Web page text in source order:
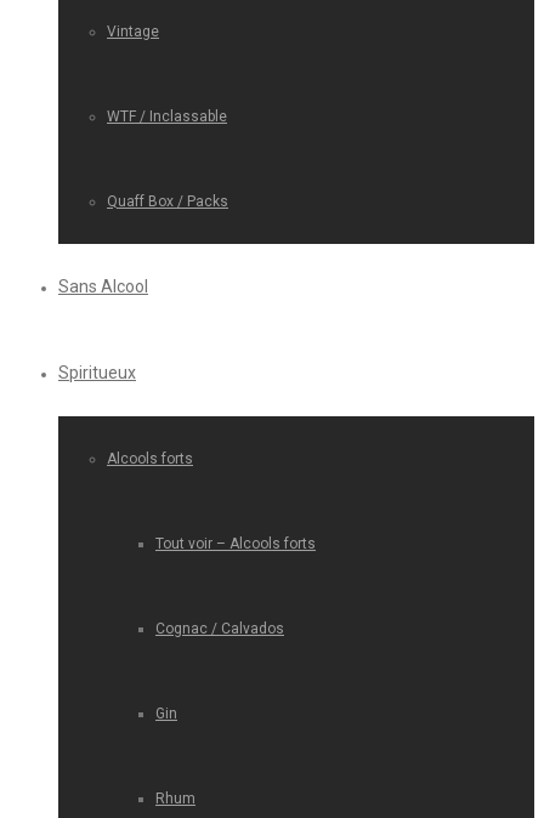
Vintage
WTF / Inclassable
Quaff Box / Packs
Sans Alcool
Spiritueux
Alcools forts
Tout voir – Alcools forts
Cognac / Calvados
Gin
Rhum